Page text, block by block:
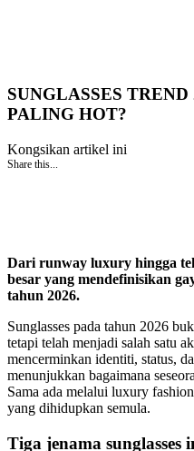
SUNGLASSES
PALING HOT?
Kongsikan artikel ini
Share this...
Dari runway luxury hingga
besar yang mendefinisikan
tahun 2026.
Sunglasses pada tahun 2026
tetapi telah menjadi salah satu
mencerminkan identiti, status,
menunjukkan bagaimana
Sama ada melalui luxury
yang dihidupkan semula.
Tiga jenama